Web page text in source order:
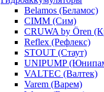
Belamos (Беламос)
CIMM (Сим)
CRUWA by Ören
Reflex (Рефлекс)
STOUT (Стаут)
UNIPUMP
VALTEC (Валтек)
Varem (Варем)